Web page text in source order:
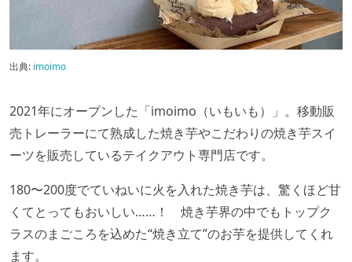
出典: imoimo
2021年にオープンした「imoimo（いもいも）」。移動販
売トレーラーにて熟成した焼き芋やこだわりの焼き芋スイ
ーツを販売しているテイクアウト専門店です。
180〜200度でていねいに火を入れた焼き芋は、驚くほど甘
くてとってもおいしい……！ 焼き芋界の中でもトップク
ラスのまごころを込めた“焼き立て”のお芋を提供してくれ
ます。